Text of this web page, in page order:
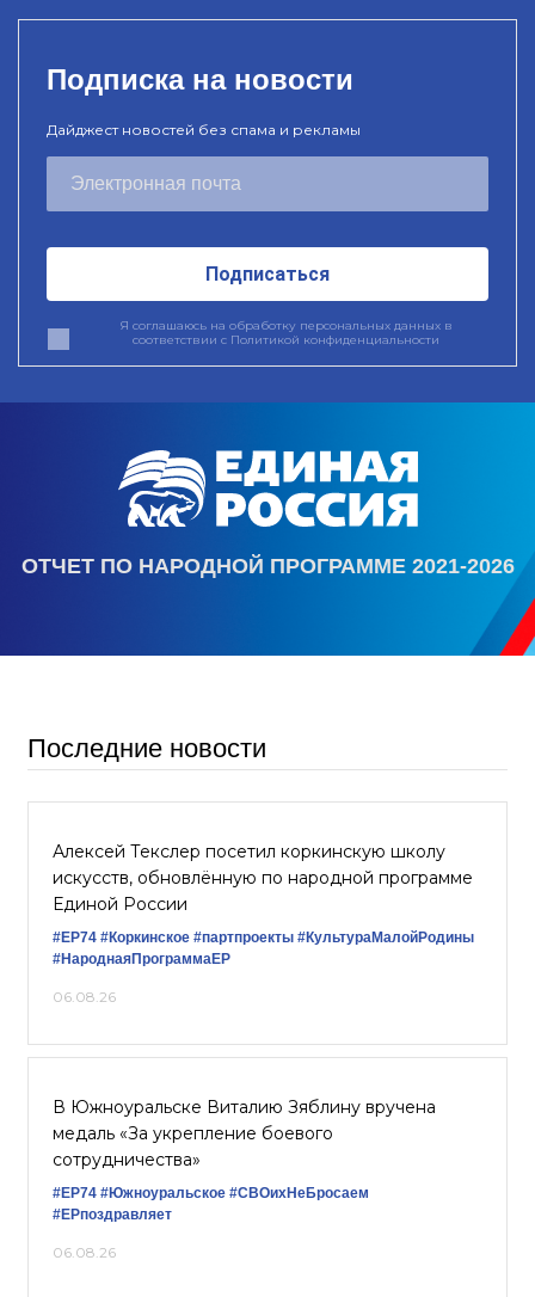
Подписка на новости
Дайджест новостей без спама и рекламы
Подписаться
Я соглашаюсь на обработку персональных данных в
соответствии с Политикой конфиденциальности
ОТЧЕТ ПО НАРОДНОЙ ПРОГРАММЕ 2021-2026
Последние новости
Алексей Текслер посетил коркинскую школу
искусств, обновлённую по народной программе
Единой России
#ЕР74 #Коркинское #партпроекты #КультураМалойРодины
#НароднаяПрограммаЕР
06.08.26
В Южноуральске Виталию Зяблину вручена
медаль «За укрепление боевого
сотрудничества»
#ЕР74 #Южноуральское #СВОихНеБросаем
#ЕРпоздравляет
06.08.26